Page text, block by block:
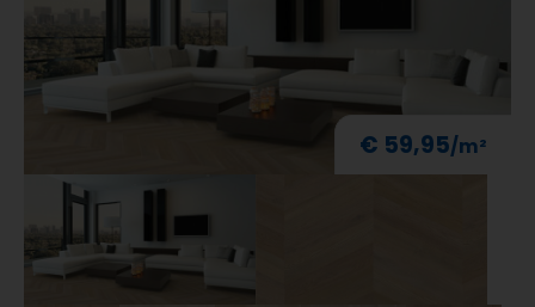
€ 59,95